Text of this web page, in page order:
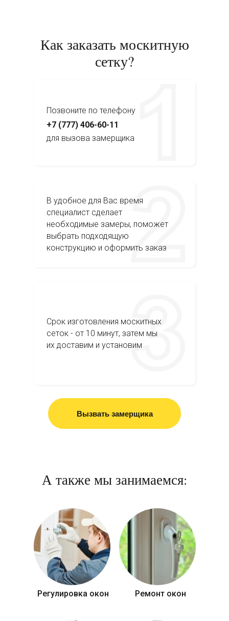
Как заказать москитную
сетку?
Позвоните по телефону
В удобное для Вас время
специалист сделает
необходимые замеры, поможет
выбрать подходящую
конструкцию и оформить заказ
Срок изготовления москитных
сеток - от 10 минут, затем мы
их доставим и установим
+7 (777) 406-60-11
для вызова замерщика
Вызвать замерщика
А также мы занимаемся:
Регулировка окон Ремонт окон